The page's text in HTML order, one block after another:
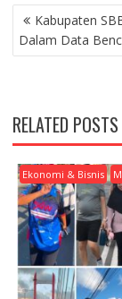
P
O
S
A
V
I
G
A
T
N
Kabupaten
Dalam Data
RELATED POSTS
Ekonomi & Bisnis